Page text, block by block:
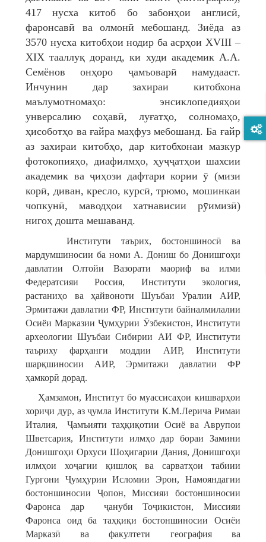
417 нусха китоб бо забонҳои англисӣ,
фаронсавӣ ва олмонӣ мебошанд. Зиёда аз
3570 нусха китобҳои нодир ба асрҳои XVIII –
XIX тааллуқ доранд, ки худи академик А.А.
Семёнов онҳоро ҷамъоварӣ намудааст.
Инчунин дар захираи китобхона
маълумотномаҳо: энсиклопедияҳои
унверсалию соҳавӣ, луғатҳо, солномаҳо,
ҳисоботҳо ва ғайра маҳфуз мебошанд. Ба ғайр
аз захираи китобҳо, дар китобхонаи мазкур
фотокопияҳо, диафилмҳо, ҳуҷҷатҳои шахсии
академик ва ҷиҳози дафтари кории ӯ (мизи
корӣ, диван, кресло, курсӣ, трюмо, мошинкаи
чопкунӣ, маводҳои хатнависии рӯимизӣ)
нигоҳ дошта мешаванд.
Институти таърих, бостоншиносӣ ва
мардумшиносии ба номи А. Дониш бо Донишгоҳи
давлатии Олтойи Вазорати маориф ва илми
Федератсияи Россия, Институти экология,
растаниҳо ва ҳайвоноти Шуъбаи Уралии АИР,
Эрмитажи давлатии ФР, Институти байналмилалии
Осиёи Марказии Ҷумҳурии Ӯзбекистон, Институти
археологии Шуъбаи Сибирии АИ ФР, Институти
таъриху фарҳанги моддии АИР, Институти
шарқшиносии АИР, Эрмитажи давлатии ФР
ҳамкорӣ дорад.
Ҳамзамон, Институт бо муассисаҳои кишварҳои
хориҷи дур, аз ҷумла Институти К.М.Лерича Римаи
Италия, Ҷамъияти таҳқиқотии Осиё ва Аврупои
Шветсария, Институти илмҳо дар бораи Замини
Донишгоҳи Орхуси Шоҳигарии Дания, Донишгоҳи
илмҳои хоҷагии қишлоқ ва сарватҳои табиии
Гургони Ҷумҳурии Исломии Эрон, Намояндагии
бостоншиносии Ҷопон, Миссияи бостоншиносии
Фаронса дар ҷануби Тоҷикистон, Миссияи
Фаронса оид ба таҳқиқи бостоншиносии Осиёи
Марказӣ ва факултети география ва